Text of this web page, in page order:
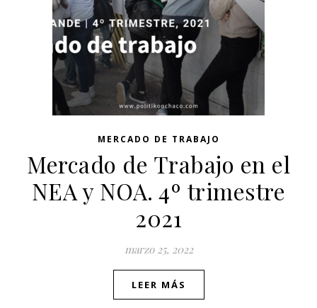
MERCADO DE TRABAJO
Mercado de Trabajo en el
NEA y NOA. 4º trimestre
2021
marzo 25, 2022
LEER MÁS